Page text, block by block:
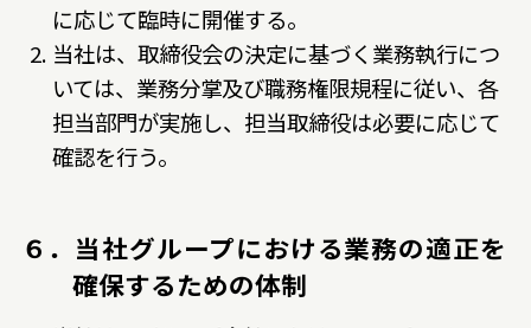
に応じて臨時に開催する。
当社は、取締役会の決定に基づく業務執行につ
いては、業務分掌及び職務権限規程に従い、各
担当部門が実施し、担当取締役は必要に応じて
確認を行う。
６．当社グループにおける業務の適正を
確保するための体制